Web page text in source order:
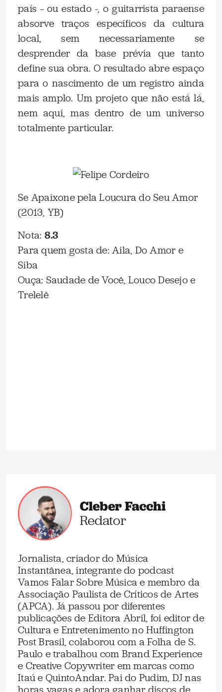
país – ou estado -, o guitarrista paraense
absorve traços específicos da cultura
local, sem necessariamente se
desprender da base prévia que tanto
define sua obra. O resultado abre espaço
para o nascimento de um registro ainda
mais amplo. Um projeto que não está lá,
nem aqui, mas dentro de um universo
totalmente particular.
Se Apaixone pela Loucura do Seu Amor
(2013, YB)
Nota: 8.3
Para quem gosta de: Aila, Do Amor e
Siba
Ouça: Saudade de Você, Louco Desejo e
Trelelê
Cleber Facchi
Redator
Jornalista, criador do Música
Instantânea, integrante do podcast
Vamos Falar Sobre Música e membro da
Associação Paulista de Críticos de Artes
(APCA). Já passou por diferentes
publicações de Editora Abril, foi editor de
Cultura e Entretenimento no Huffington
Post Brasil, colaborou com a Folha de S.
Paulo e trabalhou com Brand Experience
e Creative Copywriter em marcas como
Itaú e QuintoAndar. Pai do Pudim, DJ nas